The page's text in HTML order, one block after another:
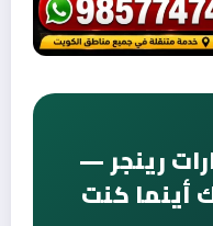
رينجر —
أينما كنت